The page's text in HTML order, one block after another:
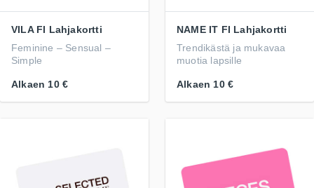
VILA FI Lahjakortti
Feminine – Sensual –
Simple
Alkaen 10 €
NAME IT FI Lahjakortti
Trendikästä ja mukavaa
muotia lapsille
Alkaen 10 €